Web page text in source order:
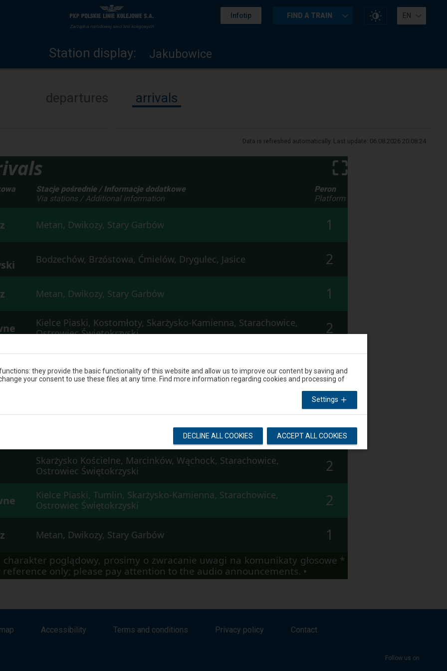
Infotip FIND A TRAIN
Change
website
EN
Station
display
Home
page
Station display: Jakubowice
departures arrivals
Data is refreshed automatically. Last update: 06.08.2026 20:08:24
⛶
Stacje pośrednie / Informacje dodatkowe
Via stations / Additional information
Peron
Platform
Metan, Dwikozy, Stary Garbów
1
Bodzechów, Brzóstowa, Ćmielów, Drygulec, Jasice
2
Metan, Dwikozy, Stary Garbów
1
Kielce Piaski, Kostomłoty, Skarżysko-Kamienna, Starachowice,
Ostrowiec Świętokrzyski
2
2
1
Skarżysko Kościelne, Marcinków, Wąchock, Starachowice,
Ostrowiec Świętokrzyski
2
Kielce Piaski, Tumlin, Skarżysko-Kamienna, Starachowice,
Ostrowiec Świętokrzyski
2
Metan, Dwikozy, Stary Garbów 1
charakter poglądowy, prosimy o zwracanie uwagi na komunikaty głosowe *
only; please pay attention to the audio announcements. •
Accessibility Terms and conditions Privacy policy Contact
Follow us on:
they provide the basic functionality of this website and allow us to improve our content by saving and
your consent to use these files at any time. Find more information regarding cookies and processing of
Settings
DECLINE ALL COOKIES ACCEPT ALL COOKIES